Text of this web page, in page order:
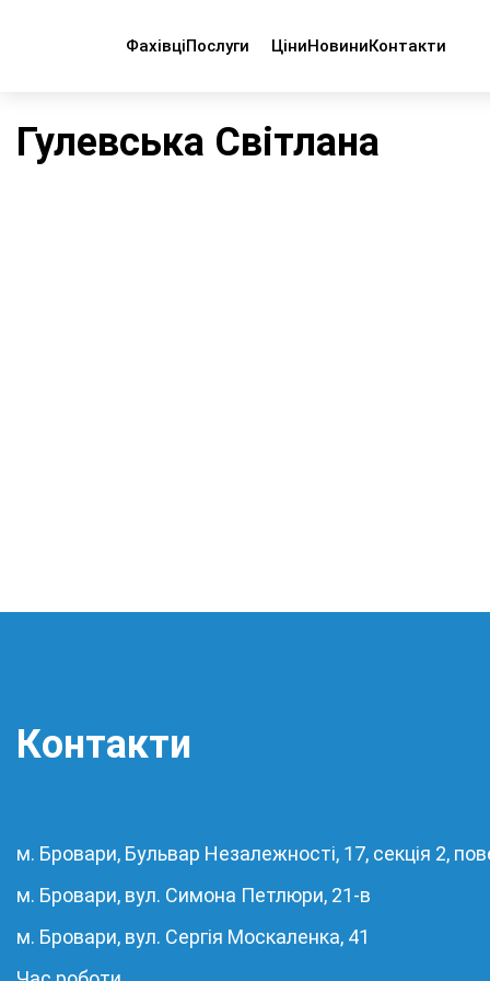
ФахівціПослуги ЦіниНовиниКонтакти
Гулевська Світлана
Контакти
м. Бровари, Бульвар Незалежності, 17, секція 2,
м. Бровари, вул. Симона Петлюри, 21-в
м. Бровари, вул. Сергія Москаленка, 41